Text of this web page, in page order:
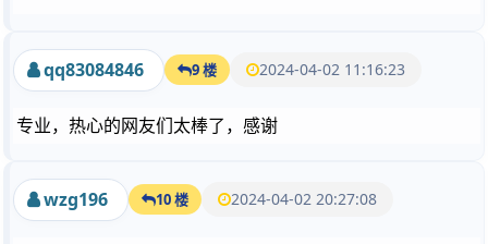
qq83084846 9 楼 2024-04-02 11:16:23
专业，热心的网友们太棒了，感谢
wzg196 10 楼 2024-04-02 20:27:08